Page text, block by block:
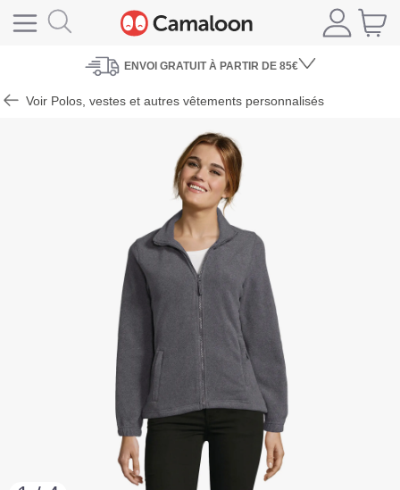
ENVOI GRATUIT À PARTIR DE 85€
Voir Polos, vestes et autres vêtements personnalisés